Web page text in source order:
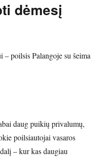
dėmesį
poilsis Palangoje su šeima
daug puikių privalumų,
poilsiautojai vasaros
– kur kas daugiau